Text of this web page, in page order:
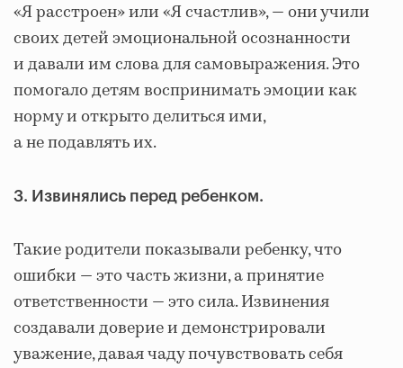
«Я расстроен» или «Я счастлив», — они учили
своих детей эмоциональной осознанности
и давали им слова для самовыражения. Это
помогало детям воспринимать эмоции как
норму и открыто делиться ими,
а не подавлять их.
3. Извинялись перед ребенком.
Такие родители показывали ребенку, что
ошибки — это часть жизни, а принятие
ответственности — это сила. Извинения
создавали доверие и демонстрировали
уважение, давая чаду почувствовать себя